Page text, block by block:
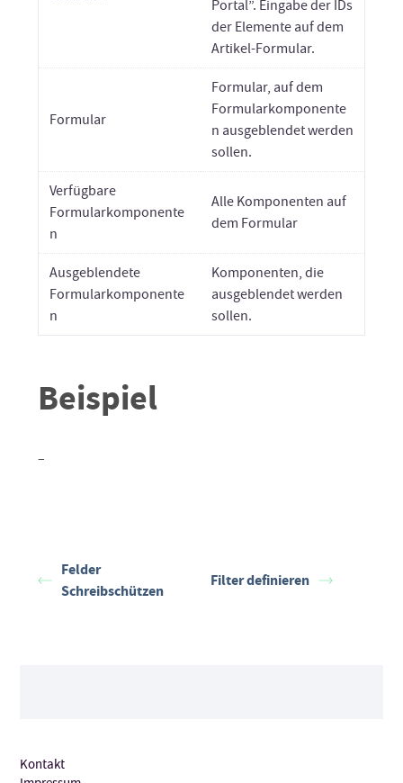
Portal”. Eingabe der IDs
der Elemente auf dem
Artikel-Formular.
Formular
Formular, auf dem
Formularkomponente
n ausgeblendet werden
sollen.
Verfügbare
Formularkomponente
n
Alle Komponenten auf
dem Formular
Ausgeblendete
Formularkomponente
n
Komponenten, die
ausgeblendet werden
sollen.
Beispiel
–
Felder
Schreibschützen
Filter definieren
Kontakt